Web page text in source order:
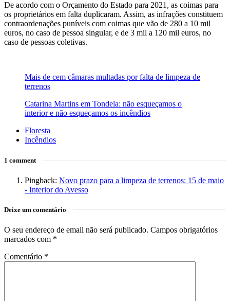
De acordo com o Orçamento do Estado para 2021, as coimas para
os proprietários em falta duplicaram. Assim, as infrações constituem
contraordenações puníveis com coimas que vão de 280 a 10 mil
euros, no caso de pessoa singular, e de 3 mil a 120 mil euros, no
caso de pessoas coletivas.
Mais de cem câmaras multadas por falta de limpeza de
terrenos
Catarina Martins em Tondela: não esqueçamos o
interior e não esqueçamos os incêndios
Floresta
Incêndios
1 comment
Pingback: Novo prazo para a limpeza de terrenos: 15 de maio
- Interior do Avesso
Deixe um comentário
O seu endereço de email não será publicado. Campos obrigatórios
marcados com *
Comentário *